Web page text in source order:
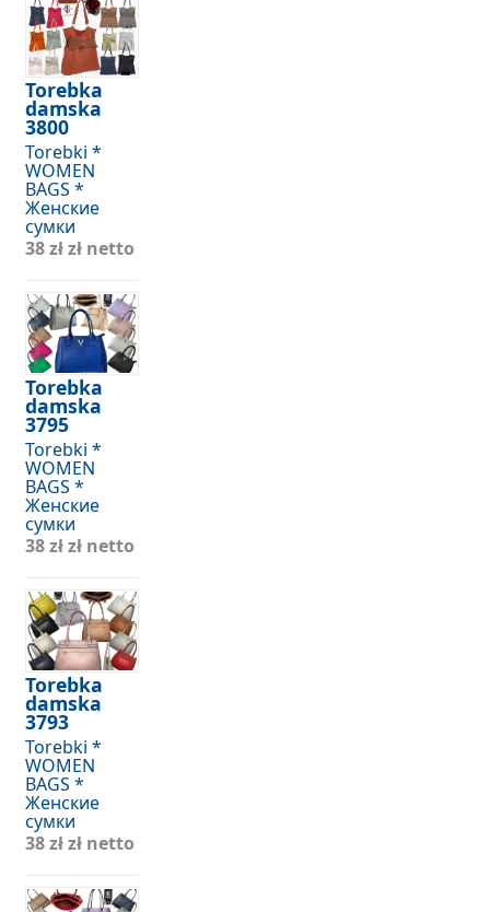
Torebka
damska
3800
Torebki *
WOMEN
BAGS *
Женские
сумки
38 złzł netto
Torebka
damska
3795
Torebki *
WOMEN
BAGS *
Женские
сумки
38 złzł netto
Torebka
damska
3793
Torebki *
WOMEN
BAGS *
Женские
сумки
38 złzł netto